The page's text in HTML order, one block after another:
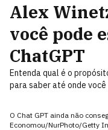
Alex
você pode
ChatGPT
Entenda qual é o
para saber até onde
O Chat GPT ainda não
Economou/NurPhoto/Getty